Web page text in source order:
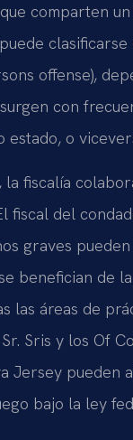
comparten
offense),
con
estado, o
fiscalía
fiscal del
graves
se benefician
las áreas de
Sris y los Of
Jersey pueden
bajo la ley